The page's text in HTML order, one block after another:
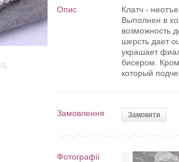
Опис
Клатч -
Выполнен в
возможность
шерсть дает
украшает
бисером.
который
Замовлення Замовити
Фотографії